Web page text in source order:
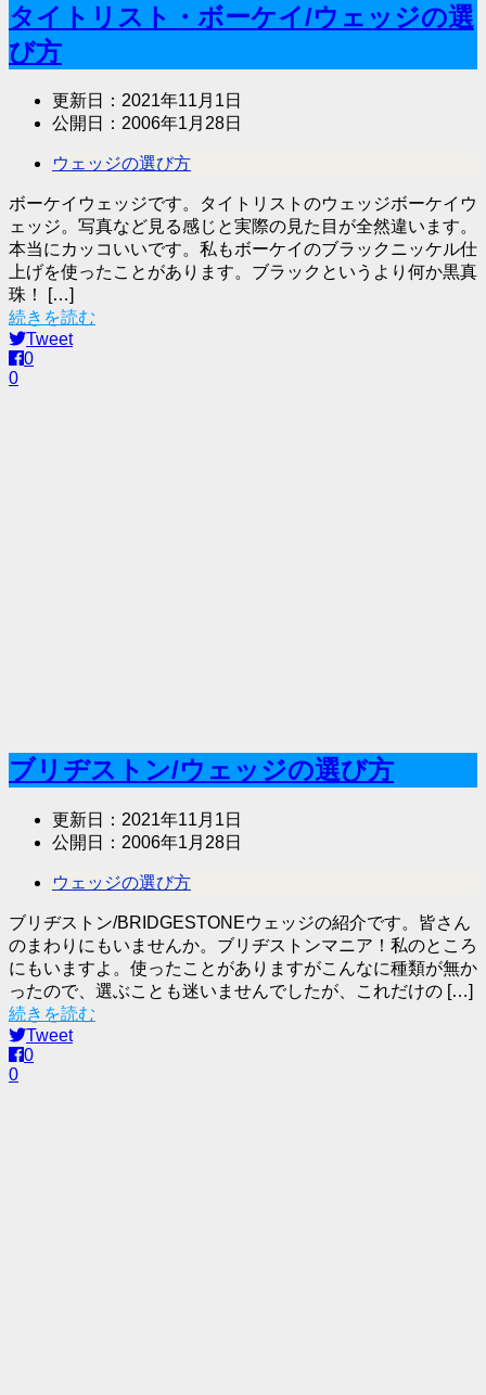
タイトリスト・ボーケイ/ウェッジの選
び方
更新日： 2021年11月1日
公開日： 2006年1月28日
ウェッジの選び方
ボーケイウェッジです。タイトリストのウェッジボーケイウ
ェッジ。写真など見る感じと実際の見た目が全然違います。
本当にカッコいいです。私もボーケイのブラックニッケル仕
上げを使ったことがあります。ブラックというより何か黒真
珠！ […]
続きを読む
Tweet
0
0
ブリヂストン/ウェッジの選び方
更新日： 2021年11月1日
公開日： 2006年1月28日
ウェッジの選び方
ブリヂストン/BRIDGESTONEウェッジの紹介です。皆さん
のまわりにもいませんか。ブリヂストンマニア！私のところ
にもいますよ。使ったことがありますがこんなに種類が無か
ったので、選ぶことも迷いませんでしたが、これだけの […]
続きを読む
Tweet
0
0